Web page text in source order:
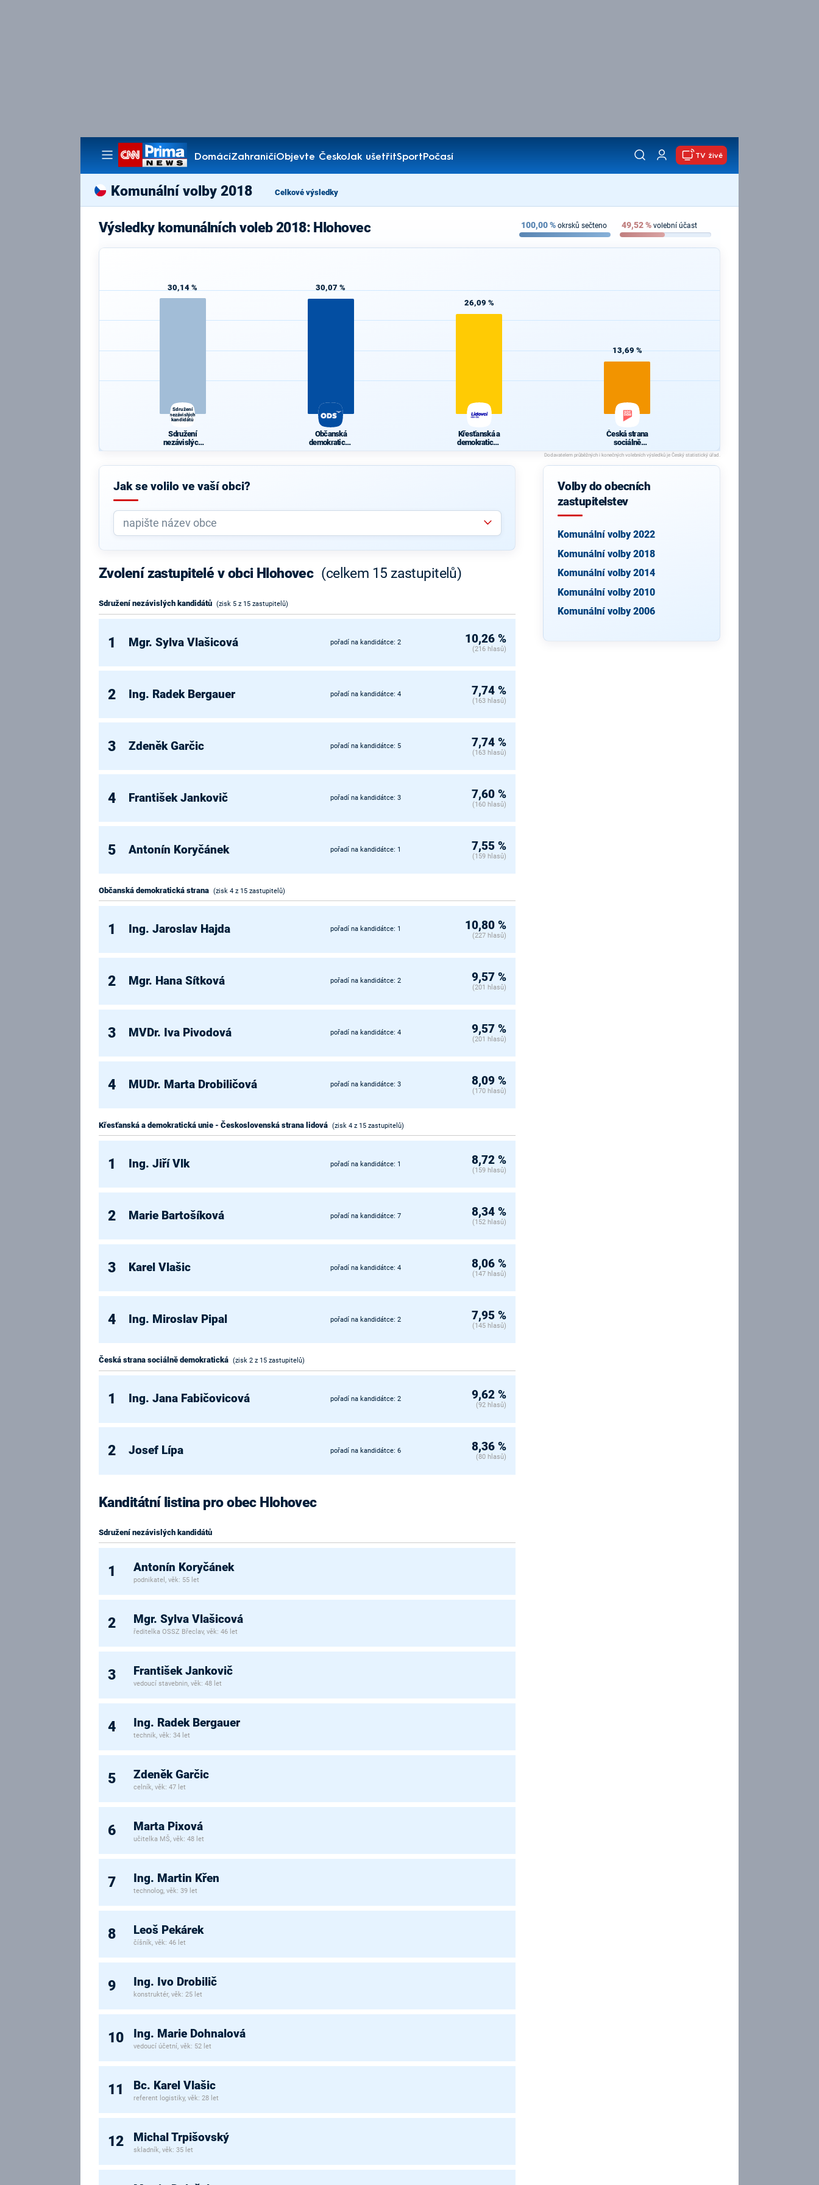
DomácíZahraničíObjevte ČeskoJak ušetřitSportPočasí
Pořady
TV živě
Komunální volby 2018 Celkové výsledky
Výsledky komunálních voleb 2018: Hlohovec 100,00% okrsků sečteno 49,52% volební účast
30,14 %
Sdružení
nezávislých
kandidátů
Sdružení
nezávislých
30,07 %
Občanská
demokratická
26,09 %
Křesťanská a
demokratická
unie -
ká strana
13,69 %
Česká strana
sociálně
demokratická
Jak se volilo ve vaší obci?
Zvolení zastupitelé v obci Hlohovec (celkem 15 zastupitelů)
Sdružení nezávislých kandidátů (zisk 5 z 15 zastupitelů)
1 Mgr. Sylva Vlašicová pořadí na kandidátce: 2 10,26 %
(216 hlasů)
2 Ing. Radek Bergauer pořadí na kandidátce: 4 7,74 %
(163 hlasů)
3 Zdeněk Garčic pořadí na kandidátce: 5 7,74 %
(163 hlasů)
4 František Jankovič pořadí na kandidátce: 3 7,60 %
(160 hlasů)
5 Antonín Koryčánek pořadí na kandidátce: 1 7,55 %
(159 hlasů)
Občanská demokratická strana (zisk 4 z 15 zastupitelů)
1 Ing. Jaroslav Hajda pořadí na kandidátce: 1 10,80 %
(227 hlasů)
2 Mgr. Hana Sítková pořadí na kandidátce: 2 9,57 %
(201 hlasů)
3 MVDr. Iva Pivodová pořadí na kandidátce: 4 9,57 %
(201 hlasů)
4 MUDr. Marta Drobiličová pořadí na kandidátce: 3 8,09 %
(170 hlasů)
Křesťanská a demokratická unie - Československá strana lidová (zisk 4 z 15 zastupitelů)
1 Ing. Jiří Vlk pořadí na kandidátce: 1 8,72 %
(159 hlasů)
2 Marie Bartošíková pořadí na kandidátce: 7 8,34 %
(152 hlasů)
3 Karel Vlašic pořadí na kandidátce: 4 8,06 %
(147 hlasů)
4 Ing. Miroslav Pipal pořadí na kandidátce: 2 7,95 %
(145 hlasů)
Česká strana sociálně demokratická (zisk 2 z 15 zastupitelů)
1 Ing. Jana Fabičovicová pořadí na kandidátce: 2 9,62 %
(92 hlasů)
2 Josef Lípa pořadí na kandidátce: 6 8,36 %
(80 hlasů)
Kanditátní listina pro obec Hlohovec
Sdružení nezávislých kandidátů
1 Antonín Koryčánek
podnikatel, věk: 55 let
2 Mgr. Sylva Vlašicová
ředitelka OSSZ Břeclav, věk: 46 let
3 František Jankovič
vedoucí stavebnin, věk: 48 let
4 Ing. Radek Bergauer
technik, věk: 34 let
5 Zdeněk Garčic
celník, věk: 47 let
6 Marta Pixová
učitelka MŠ, věk: 48 let
7 Ing. Martin Křen
technolog, věk: 39 let
8 Leoš Pekárek
číšník, věk: 46 let
9 Ing. Ivo Drobilič
konstruktér, věk: 25 let
10 Ing. Marie Dohnalová
vedoucí účetní, věk: 52 let
11 Bc. Karel Vlašic
referent logistiky, věk: 28 let
12 Michal Trpišovský
skladník, věk: 35 let
Volby do obecních
zastupitelstev
Komunální volby 2022
Komunální volby 2018
Komunální volby 2014
Komunální volby 2010
Komunální volby 2006